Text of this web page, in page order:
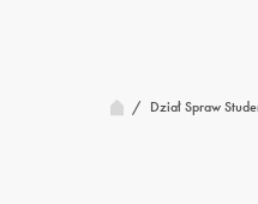
/ Dział Spraw